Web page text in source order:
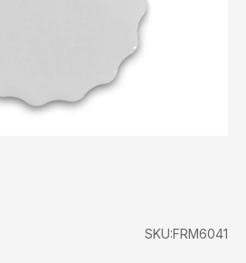
SKU:FRM6041